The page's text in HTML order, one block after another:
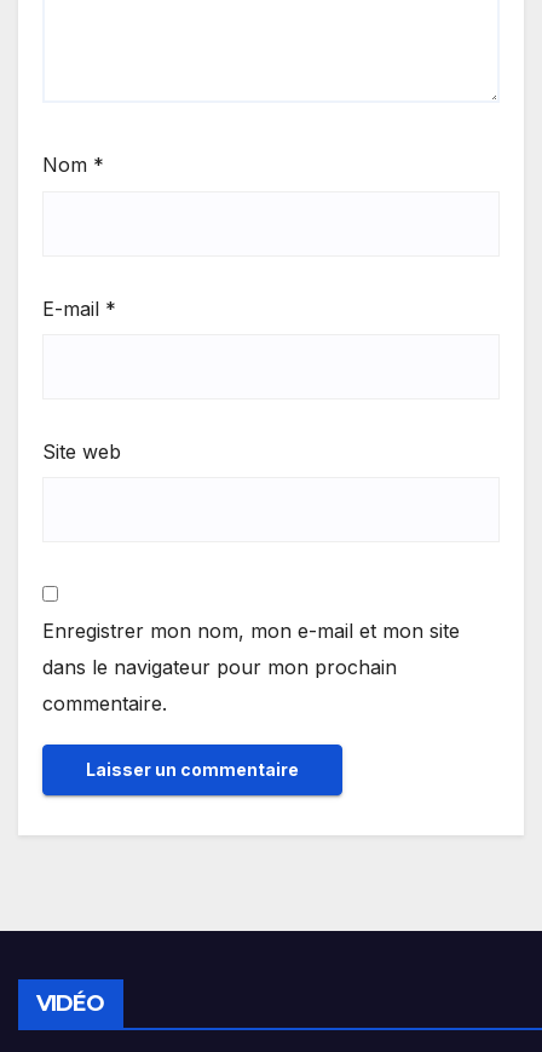
Nom *
E-mail *
Site web
Enregistrer mon nom, mon e-mail et mon site
dans le navigateur pour mon prochain
commentaire.
VIDÉO